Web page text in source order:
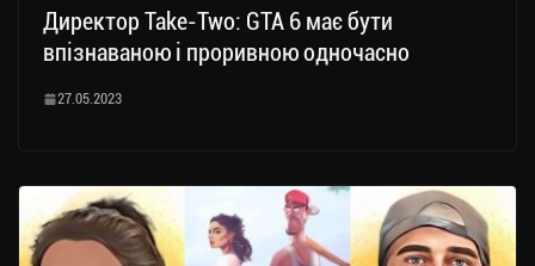
Директор Take-Two: GTA 6 має бути
впізнаваною і проривною одночасно
27.05.2023